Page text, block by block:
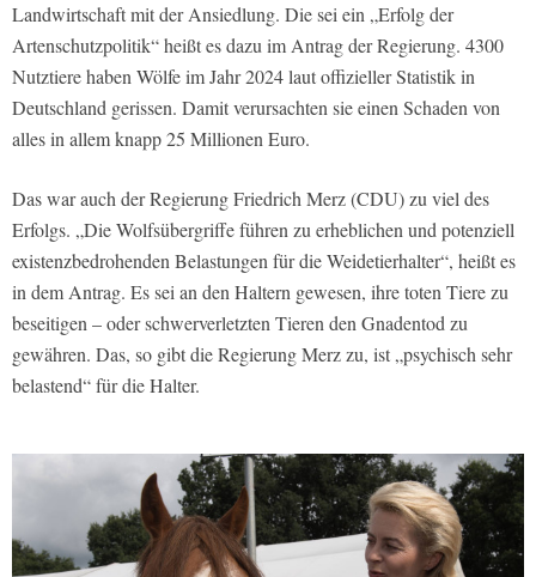
Landwirtschaft mit der Ansiedlung. Die sei ein „Erfolg der
Artenschutzpolitik“ heißt es dazu im Antrag der Regierung. 4300
Nutztiere haben Wölfe im Jahr 2024 laut offizieller Statistik in
Deutschland gerissen. Damit verursachten sie einen Schaden von
alles in allem knapp 25 Millionen Euro.
Das war auch der Regierung Friedrich Merz (CDU) zu viel des
Erfolgs. „Die Wolfsübergriffe führen zu erheblichen und potenziell
existenzbedrohenden Belastungen für die Weidetierhalter“, heißt es
in dem Antrag. Es sei an den Haltern gewesen, ihre toten Tiere zu
beseitigen – oder schwerverletzten Tieren den Gnadentod zu
gewähren. Das, so gibt die Regierung Merz zu, ist „psychisch sehr
belastend“ für die Halter.